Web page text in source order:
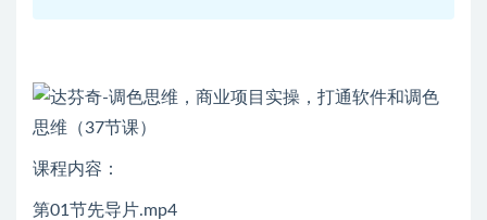
课程内容：
第01节先导片.mp4